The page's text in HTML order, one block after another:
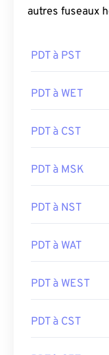
autres fuseaux
PDT à PST
PDT à WET
PDT à CST
PDT à MSK
PDT à NST
PDT à WAT
PDT à WEST
PDT à CST